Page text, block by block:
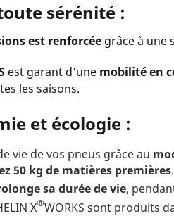
sérénité :
est renforcéegrâce à une
est garant d'une mobilité en
les saisons.
et écologie :
vie de vos pneus grâce au
50 kg de matières premières.
sa durée de vie,
X®WORKS sont produits